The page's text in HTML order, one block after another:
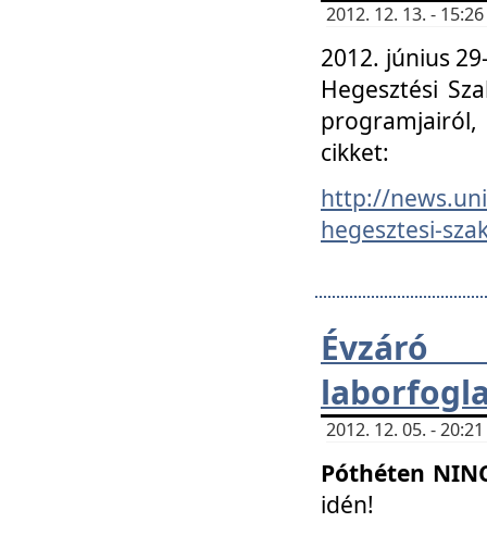
2012. 12. 13. -
2012. június
Hegesztési
cikket:
http://
hegesztesi-
2012. 12. 05. -
Póthéten
idén!